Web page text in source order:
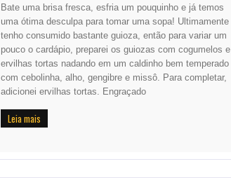
Bate uma brisa fresca, esfria um pouquinho e já temos
uma ótima desculpa para tomar uma sopa! Ultimamente
tenho consumido bastante guioza, então para variar um
pouco o cardápio, preparei os guiozas com cogumelos e
ervilhas tortas nadando em um caldinho bem temperado
com cebolinha, alho, gengibre e missô. Para completar,
adicionei ervilhas tortas. Engraçado
Leia mais